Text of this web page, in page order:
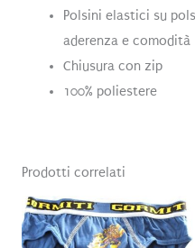
Polsini elastici su
aderenza e comodità
Chiusura con zip
100% poliestere
Prodotti correlati